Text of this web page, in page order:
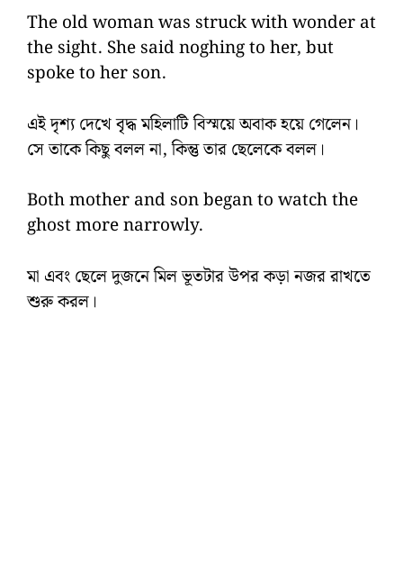
The old woman was struck with wonder at
the sight. She said noghing to her, but
spoke to her son.
এই দৃশ্য দেখে বৃদ্ধ মহিলাটি বিস্ময়ে অবাক হয়ে গেলেন।
সে তাকে কিছু বলল না, কিন্তু তার ছেলেকে বলল।
Both mother and son began to watch the
ghost more narrowly.
মা এবং ছেলে দুজনে মিল ভূতটার উপর কড়া নজর রাখতে
শুরু করল।